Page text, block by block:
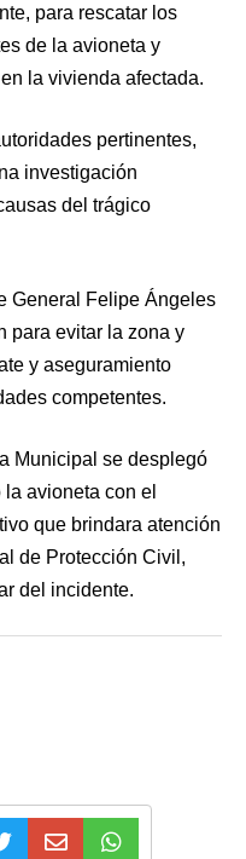
para rescatar los
de la avioneta y
la vivienda afectada.
pertinentes,
investigación
del trágico
General Felipe Ángeles
para evitar la zona y
y aseguramiento
competentes.
Municipal se desplegó
avioneta con el
que brindara atención
de Protección Civil,
del incidente.